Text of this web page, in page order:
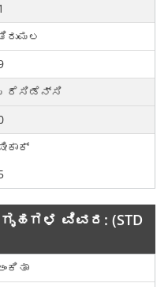
ರೆಸಿಡೆನ್ಸಿ
ವಿವರ: (STD